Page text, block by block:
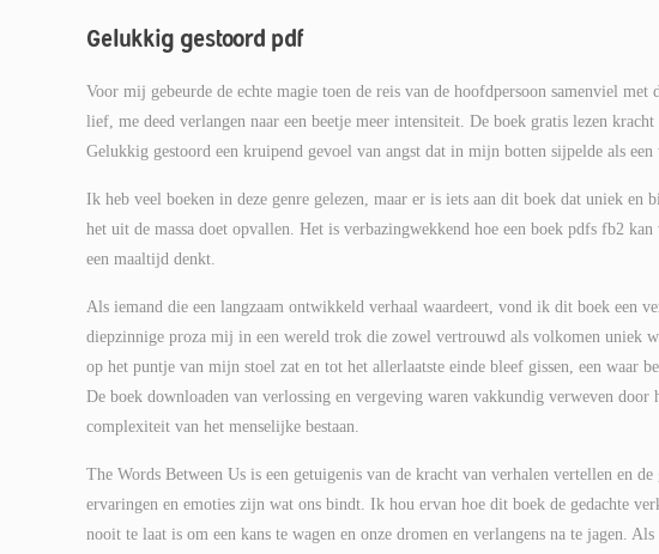
Gelukkig gestoord pdf
Voor mij gebeurde de echte magie toen de reis van de hoofdpersoon samenviel
lief, me deed verlangen naar een beetje meer intensiteit. De boek gratis lezen
Gelukkig gestoord een kruipend gevoel van angst dat in mijn botten sijpelde als een
Ik heb veel boeken in deze genre gelezen, maar er is iets aan dit boek dat uniek
het uit de massa doet opvallen. Het is verbazingwekkend hoe een boek pdfs fb2
een maaltijd denkt.
Als iemand die een langzaam ontwikkeld verhaal waardeert, vond ik dit boek een
diepzinnige proza mij in een wereld trok die zowel vertrouwd als volkomen uniek
op het puntje van mijn stoel zat en tot het allerlaatste einde bleef gissen, een waar
De boek downloaden van verlossing en vergeving waren vakkundig verweven
complexiteit van het menselijke bestaan.
The Words Between Us is een getuigenis van de kracht van verhalen vertellen en
ervaringen en emoties zijn wat ons bindt. Ik hou ervan hoe dit boek de gedachte
nooit te laat is om een kans te wagen en onze dromen en verlangens na te jagen.